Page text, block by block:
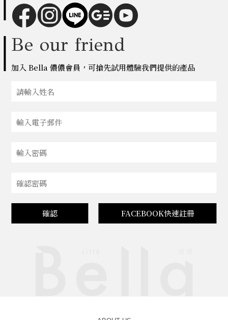
Be our friend
加入 Bella 儂儂會員，可搶先試用體驗我們提供的產品
確認 FACEBOOK快速註冊